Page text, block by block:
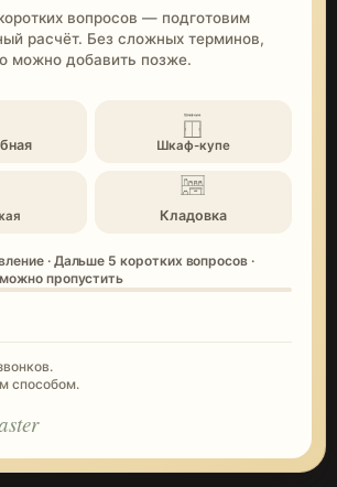
вопросов — подготовим
расчёт. Без сложных терминов,
можно добавить позже.
Шкаф-купе
Кладовка
пропустить
способом.